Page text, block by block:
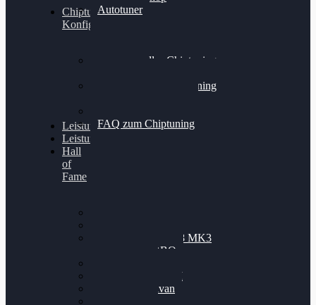
Autotuner
Chiptuning
Konfigurator
Professionelles Chiptuning
Professionelles Chiptuning
FAQ zum Chiptuning
Leistungsmessung
Leistungsprüfstand
Hall
of
Fame
Nissan GT-R35 3.8 MK3
V6 TWINTURBO
VW Passat 2.0TDI
VW T6 Multivan